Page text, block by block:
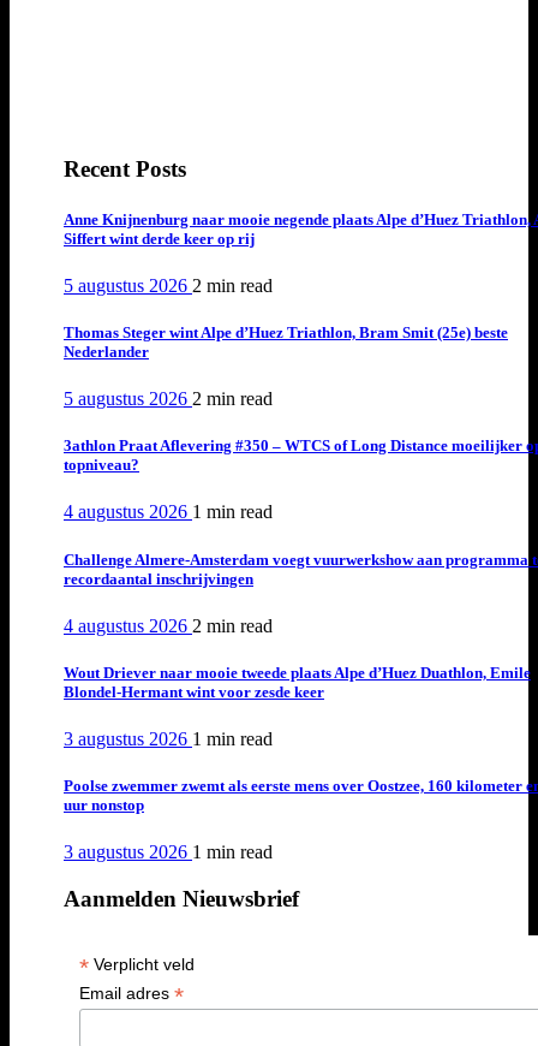
Recent Posts
Anne Knijnenburg naar mooie negende plaats Alpe d’Huez Triathlon,
Siffert wint derde keer op rij
5 augustus 2026 2 min read
Thomas Steger wint Alpe d’Huez Triathlon, Bram Smit (25e) beste
Nederlander
5 augustus 2026 2 min read
3athlon Praat Aflevering #350 – WTCS of Long Distance moeilijker
topniveau?
4 augustus 2026 1 min read
Challenge Almere-Amsterdam voegt vuurwerkshow aan programma
recordaantal inschrijvingen
4 augustus 2026 2 min read
Wout Driever naar mooie tweede plaats Alpe d’Huez Duathlon, Emile
Blondel-Hermant wint voor zesde keer
3 augustus 2026 1 min read
Poolse zwemmer zwemt als eerste mens over Oostzee, 160 kilometer
uur nonstop
3 augustus 2026 1 min read
Aanmelden Nieuwsbrief
*Verplicht veld
Email adres *